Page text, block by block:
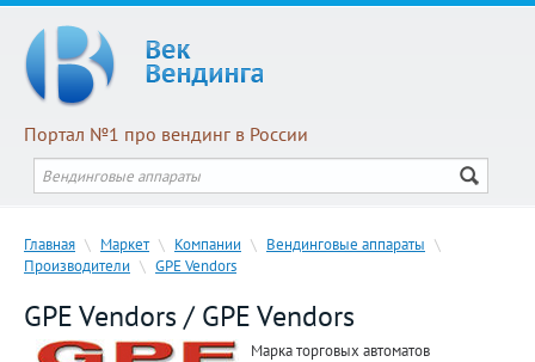
Портал №1 про вендинг в России
Главная \ Маркет \ Компании \ Вендинговые аппараты \
Производители \ GPE Vendors
GPE Vendors / GPE Vendors
Марка торговых автоматов